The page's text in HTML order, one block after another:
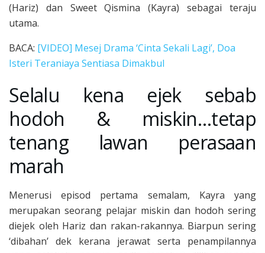
(Hariz) dan Sweet Qismina (Kayra) sebagai teraju
utama.
BACA: [VIDEO] Mesej Drama ‘Cinta Sekali Lagi’, Doa
Isteri Teraniaya Sentiasa Dimakbul
Selalu kena ejek sebab
hodoh & miskin…tetap
tenang lawan perasaan
marah
Menerusi episod pertama semalam, Kayra yang
merupakan seorang pelajar miskin dan hodoh sering
diejek oleh Hariz dan rakan-rakannya. Biarpun sering
‘dibahan’ dek kerana jerawat serta penampilannya